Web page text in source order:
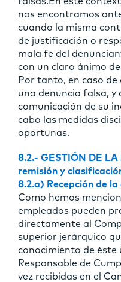
nos encontramos
cuando la misma
de justificación o
mala fe del
con un claro ánimo
Por tanto, en caso
una denuncia falsa, y
comunicación de su
cabo las medidas
oportunas.
8.2.- GESTIÓN DE
remisión y
8.2.a) Recepción de la
Como hemos
empleados pueden
directamente al
superior jerárquico
conocimiento de éste
Responsable de
vez recibidas en el